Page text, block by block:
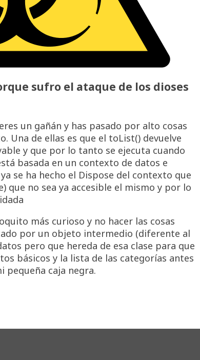
sufro el ataque de los dioses
un gañán y has pasado por alto cosas
Una de ellas es que el toList() devuelve
y que por lo tanto se ejecuta cuando
basada en un contexto de datos e
se ha hecho el Dispose del contexto que
no sea ya accesible el mismo y por lo
más curioso y no hacer las cosas
por un objeto intermedio (diferente al
pero que hereda de esa clase para que
básicos y la lista de las categorías antes
pequeña caja negra.